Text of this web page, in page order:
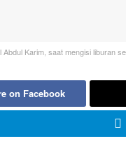
Abdul Karim, saat mengisi liburan
on Facebook